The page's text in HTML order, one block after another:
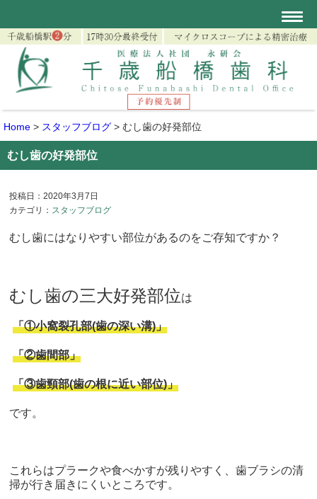
Home > スタッフブログ > むし歯の好発部位
むし歯の好発部位
投稿日：2020年3月7日
カテゴリ： スタッフブログ
むし歯にはなりやすい部位があるのをご存知ですか？
むし歯の三大好発部位は
「①小窩裂孔部(歯の深い溝)」
「②歯間部」
「③歯頸部(歯の根に近い部位)」
です。
これらはプラークや食べかすが残りやすく、歯ブラシの清
掃が行き届きにくいところです。